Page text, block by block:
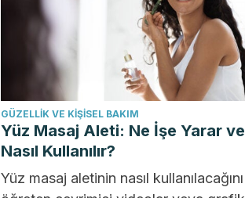
GÜZELLIK VE KIŞISEL BAKIM
Yüz Masaj Aleti: Ne İşe Yarar ve
Nasıl Kullanılır?
Yüz masaj aletinin nasıl kullanılacağını